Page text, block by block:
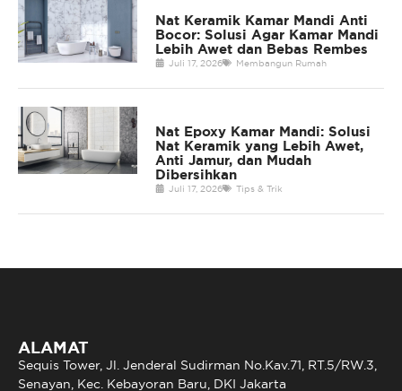
Nat Keramik Kamar Mandi Anti
Bocor: Solusi Agar Kamar Mandi
Lebih Awet dan Bebas Rembes
Juli 17, 2026 Membangun Rumah
Nat Epoxy Kamar Mandi: Solusi
Nat Keramik yang Lebih Awet,
Anti Jamur, dan Mudah
Dibersihkan
Juli 17, 2026 Tips & Trik
ALAMAT
Sequis Tower, Jl. Jenderal Sudirman No.Kav.71, RT.5/RW.3,
Senayan, Kec. Kebayoran Baru, DKI Jakarta